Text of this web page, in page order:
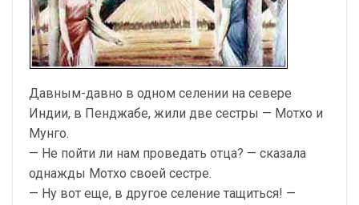
Давным-давно в одном селении на севере
Индии, в Пенджабе, жили две сестры — Мотхо и
Мунго.
— Не пойти ли нам проведать отца? — сказала
однажды Мотхо своей сестре.
— Ну вот еще, в другое селение тащиться! —